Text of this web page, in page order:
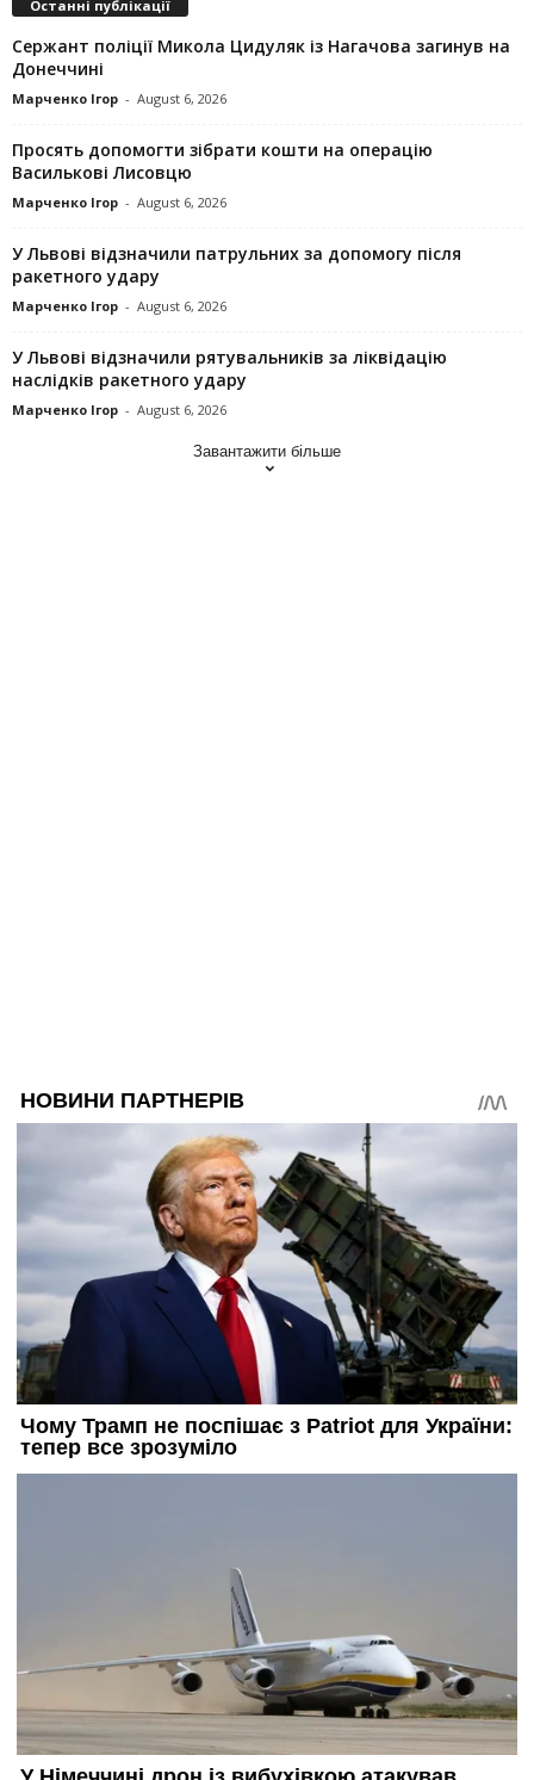
Останні публікації
Сержант поліції Микола Цидуляк із Нагачова загинув на
Донеччині
Марченко Ігор - August 6, 2026
Просять допомогти зібрати кошти на операцію
Василькові Лисовцю
Марченко Ігор - August 6, 2026
У Львові відзначили патрульних за допомогу після
ракетного удару
Марченко Ігор - August 6, 2026
У Львові відзначили рятувальників за ліквідацію
наслідків ракетного удару
Марченко Ігор - August 6, 2026
Завантажити більше